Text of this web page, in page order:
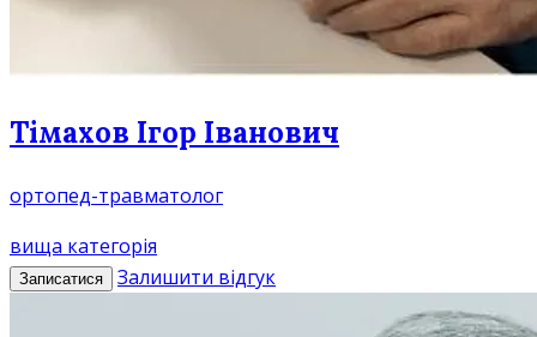
Тімахов Ігор Іванович
ортопед-травматолог
вища категорія
Записатися Залишити відгук